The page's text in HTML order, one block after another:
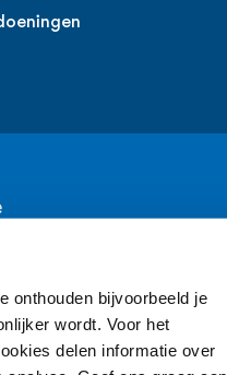
onthouden bijvoorbeeld je
wordt. Voor het
delen informatie over